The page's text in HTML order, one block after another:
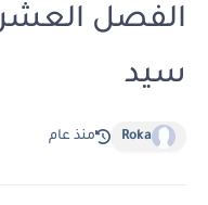
سيد
Roka منذ عام